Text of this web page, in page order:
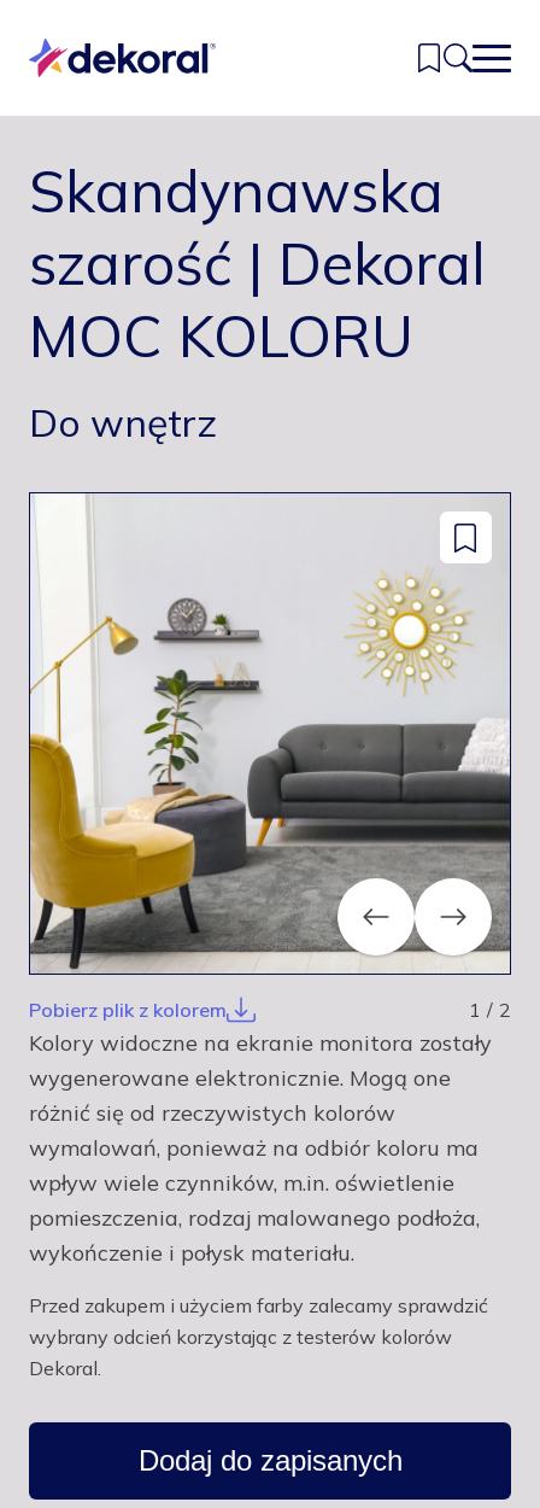
głównej
treści
Inspiracje
Kolory
Produkty
Znajdź sklep
Kontakt
Skandynawska
szarość | Dekoral
MOC KOLORU
Do wnętrz
Dodaj
do
Previous Next
Pobierz plik z kolorem 1 / 2
Kolory widoczne na ekranie monitora zostały
wygenerowane elektronicznie. Mogą one
różnić się od rzeczywistych kolorów
wymalowań, ponieważ na odbiór koloru ma
wpływ wiele czynników, m.in. oświetlenie
pomieszczenia, rodzaj malowanego podłoża,
wykończenie i połysk materiału.
Przed zakupem i użyciem farby zalecamy sprawdzić
wybrany odcień korzystając z testerów kolorów
Dekoral.
Dodaj do zapisanych